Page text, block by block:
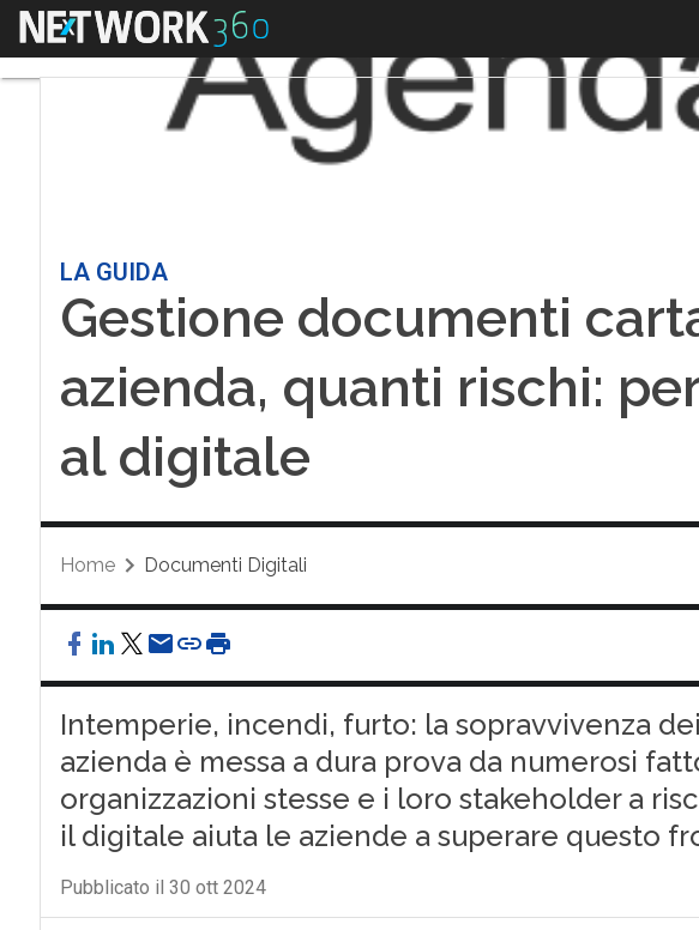
Menu
LA GUIDA
Gestione documenti
azienda, quanti rischi:
al digitale
Home Documenti Digitali
Intemperie, incendi, furto: la sopravvivenza
azienda è messa a dura prova da numerosi
organizzazioni stesse e i loro stakeholder a
il digitale aiuta le aziende a superare questo
Pubblicato il 30 ott 2024